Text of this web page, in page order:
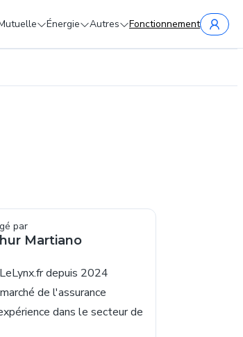
Énergie Autres Fonctionnement
par
Martiano
depuis 2024
de l'assurance
dans le secteur de